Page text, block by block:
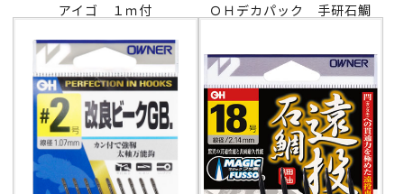
アイゴ １ｍ付 ＯＨデカパック 手研石鯛